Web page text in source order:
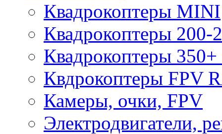
Квадрокоптеры MINI
Квадрокоптеры 200-
Квадрокоптеры 350+
Квдрокоптеры FPV
Камеры, очки, FPV
Электродвигатели,